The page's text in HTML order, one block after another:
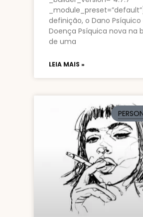
definição, o Dano Psíquico
Doença Psíquica nova na
de uma
LEIA MAIS »